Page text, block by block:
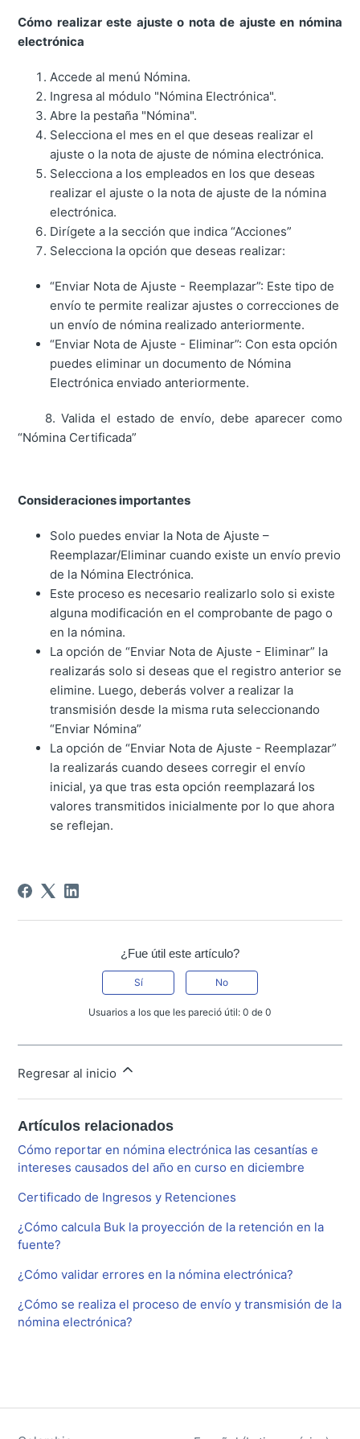
Cómo realizar este ajuste o nota de ajuste en nómina
electrónica
Accede al menú Nómina.
Ingresa al módulo "Nómina Electrónica".
Abre la pestaña "Nómina".
Selecciona el mes en el que deseas realizar el
ajuste o la nota de ajuste de nómina electrónica.
Selecciona a los empleados en los que deseas
realizar el ajuste o la nota de ajuste de la nómina
electrónica.
Dirígete a la sección que indica “Acciones”
Selecciona la opción que deseas realizar:
“Enviar Nota de Ajuste - Reemplazar”: Este tipo de
envío te permite realizar ajustes o correcciones de
un envío de nómina realizado anteriormente.
“Enviar Nota de Ajuste - Eliminar”: Con esta opción
puedes eliminar un documento de Nómina
Electrónica enviado anteriormente.
8. Valida el estado de envío, debe aparecer como
“Nómina Certificada”
Consideraciones importantes
Solo puedes enviar la Nota de Ajuste –
Reemplazar/Eliminar cuando existe un envío previo
de la Nómina Electrónica.
Este proceso es necesario realizarlo solo si existe
alguna modificación en el comprobante de pago o
en la nómina.
La opción de “Enviar Nota de Ajuste - Eliminar” la
realizarás solo si deseas que el registro anterior se
elimine. Luego, deberás volver a realizar la
transmisión desde la misma ruta seleccionando
“Enviar Nómina”
La opción de “Enviar Nota de Ajuste - Reemplazar”
la realizarás cuando desees corregir el envío
inicial, ya que tras esta opción reemplazará los
valores transmitidos inicialmente por lo que ahora
se reflejan.
¿Fue útil este artículo?
Sí No
Usuarios a los que les pareció útil: 0 de 0
Regresar al inicio
Artículos relacionados
Cómo reportar en nómina electrónica las cesantías e
intereses causados del año en curso en diciembre
Certificado de Ingresos y Retenciones
¿Cómo calcula Buk la proyección de la retención en la
fuente?
¿Cómo validar errores en la nómina electrónica?
¿Cómo se realiza el proceso de envío y transmisión de la
nómina electrónica?